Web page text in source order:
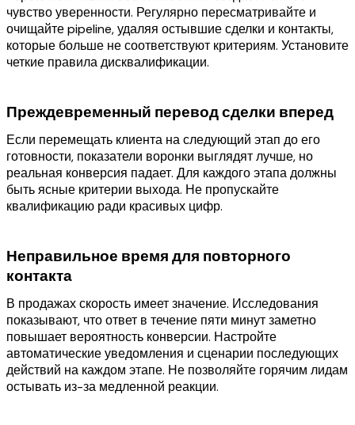
чувство уверенности. Регулярно пересматривайте и
очищайте pipeline, удаляя остывшие сделки и контакты,
которые больше не соответствуют критериям. Установите
четкие правила дисквалификации.
Преждевременный перевод сделки вперед
Если перемещать клиента на следующий этап до его
готовности, показатели воронки выглядят лучше, но
реальная конверсия падает. Для каждого этапа должны
быть ясные критерии выхода. Не пропускайте
квалификацию ради красивых цифр.
Неправильное время для повторного
контакта
В продажах скорость имеет значение. Исследования
показывают, что ответ в течение пяти минут заметно
повышает вероятность конверсии. Настройте
автоматические уведомления и сценарии последующих
действий на каждом этапе. Не позволяйте горячим лидам
остывать из-за медленной реакции.